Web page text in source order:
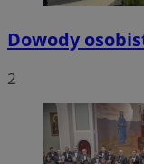
Dowody
2